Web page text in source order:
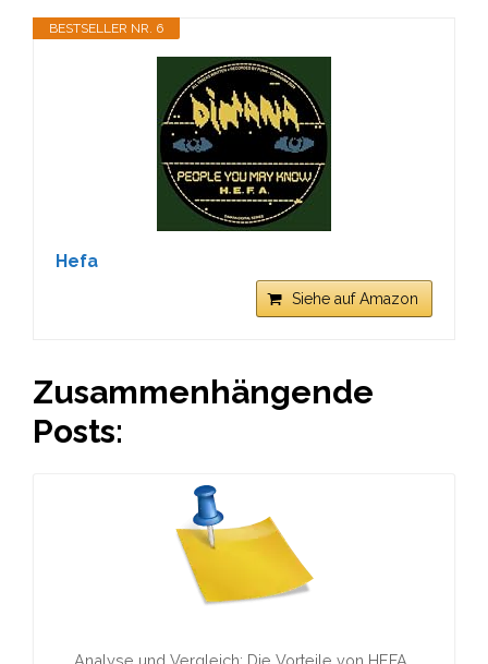
BESTSELLER NR. 6
Hefa
Siehe auf Amazon
Zusammenhängende
Posts:
Analyse und Vergleich: Die Vorteile von HEFA…